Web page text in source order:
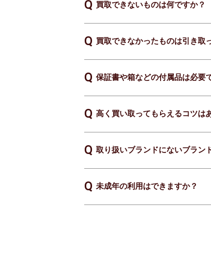
買取できないものは何ですか？
買取できなかったものは引き取
保証書や箱などの付属品は必要
高く買い取ってもらえるコツは
取り扱いブランドにないブラン
未成年の利用はできますか？